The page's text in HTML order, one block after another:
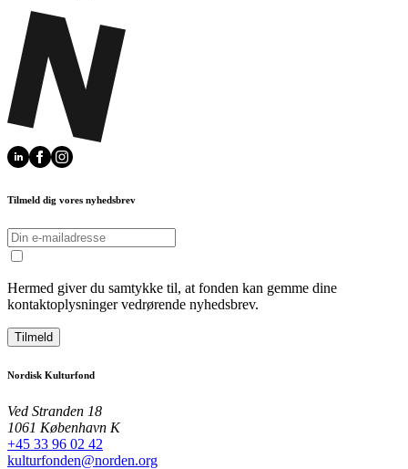
Tilmeld dig vores nyhedsbrev
Hermed giver du samtykke til, at fonden kan gemme dine
kontaktoplysninger vedrørende nyhedsbrev.
Tilmeld
Nordisk Kulturfond
Ved Stranden 18
1061 København K
+45 33 96 02 42
kulturfonden@norden.org